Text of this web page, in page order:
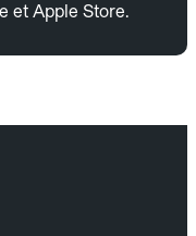
et Apple Store.